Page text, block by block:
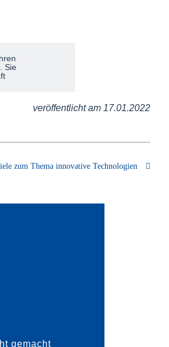
Sie
veröffentlicht am 17.01.2022
zum Thema innovative Technologien
gemacht